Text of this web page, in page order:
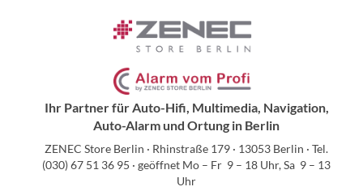
Ihr Partner für Auto-Hifi, Multimedia, Navigation,
Auto-Alarm und Ortung in Berlin
ZENEC Store Berlin · Rhinstraße 179 · 13053 Berlin · Tel.
(030) 67 51 36 95 · geöffnet Mo – Fr 9 – 18 Uhr, Sa 9 – 13
Uhr